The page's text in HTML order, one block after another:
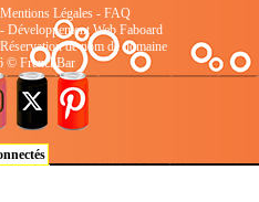
Mentions Légales- FAQ
Développement Web Faboard
Réservation de nom de domaine
© FrenchBar